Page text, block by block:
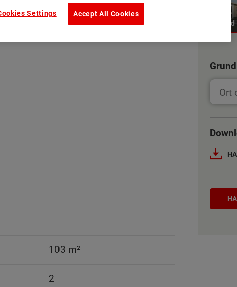
103 m²
2
Trend
Accept All Cookies
Settings